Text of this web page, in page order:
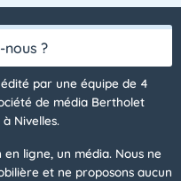
nous ?
par une équipe de 4
de média Bertholet
Nivelles.
ligne, un média. Nous ne
et ne proposons aucun